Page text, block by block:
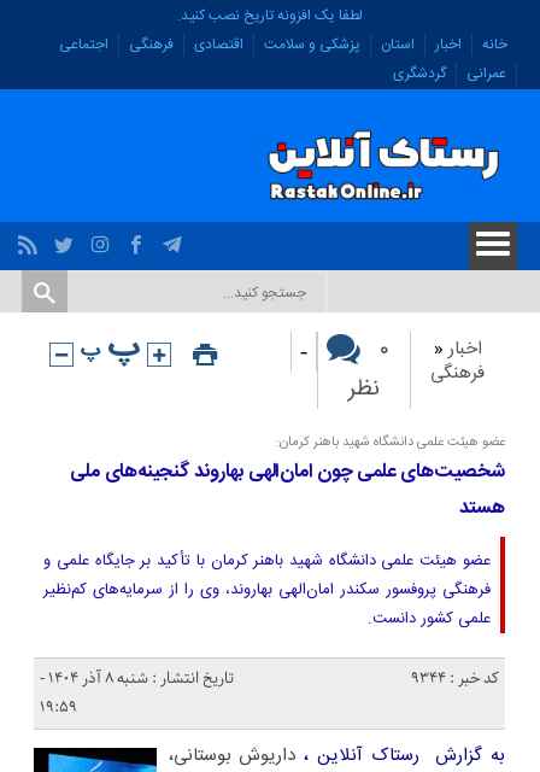
لطفا یک افزونه تاریخ نصب کنید.
خانه
اخبار استان پزشکی و سلامت اقتصادی فرهنگی
اجتماعی
عمرانی
گردشگری
اخبار«
فرهنگی
۰
نظر
-
عضو هیئت علمی دانشگاه شهید باهنر کرمان:
شخصیت‌های علمی چون امان‌الهی بهاروند گنجینه‌های ملی‌
هستد
عضو هیئت علمی دانشگاه شهید باهنر کرمان با تأکید بر جایگاه علمی و
فرهنگی پروفسور سکندر امان‌الهی بهاروند، وی را از سرمایه‌های کم‌نظیر
علمی کشور دانست.
کد خبر : 9344
تاریخ انتشار : شنبه ۸ آذر ۱۴۰۴ -
۱۹:۵۹
به گزارش رستاک آنلاین ،داریوش بوستانی،